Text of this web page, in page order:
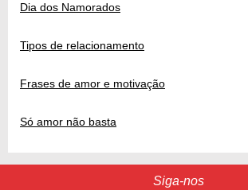
Dia dos Namorados
Tipos de relacionamento
Frases de amor e motivação
Só amor não basta
Siga-nos